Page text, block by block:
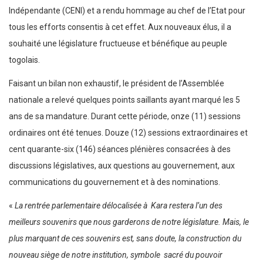
Indépendante (CENI) et a rendu hommage au chef de l’Etat pour
tous les efforts consentis à cet effet. Aux nouveaux élus, il a
souhaité une législature fructueuse et bénéfique au peuple
togolais.
Faisant un bilan non exhaustif, le président de l’Assemblée
nationale a relevé quelques points saillants ayant marqué les 5
ans de sa mandature. Durant cette période, onze (11) sessions
ordinaires ont été tenues. Douze (12) sessions extraordinaires et
cent quarante-six (146) séances plénières consacrées à des
discussions législatives, aux questions au gouvernement, aux
communications du gouvernement et à des nominations.
« La rentrée parlementaire délocalisée à Kara restera l’un des
meilleurs souvenirs que nous garderons de notre législature. Mais, le
plus marquant de ces souvenirs est, sans doute, la construction du
nouveau siège de notre institution, symbole sacré du pouvoir